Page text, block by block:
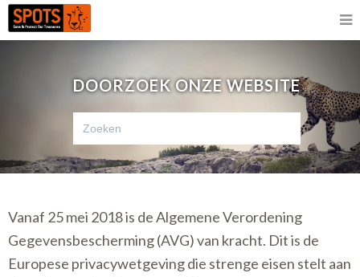
DOORZOEK ONZE WEBSITE
Vanaf 25 mei 2018 is de Algemene Verordening
Gegevensbescherming (AVG) van kracht. Dit is de
Europese privacywetgeving die strenge eisen stelt aan